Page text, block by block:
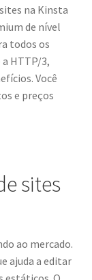
na Kinsta
de nível
todos os
HTTP/3,
Você
e preços
sites
ao mercado.
ajuda a editar